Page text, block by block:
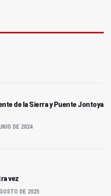
de la Sierra y Puente Jontoya
DE 2024
vez
DE 2025